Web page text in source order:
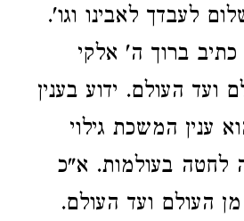
לעבדך לאבינו וגו'.
ברוך ה' אלקי
ועד העולם. ידוע בענין
ענין המשכת גילוי
לחטה בעולמות. א"כ
העולם ועד העולם.